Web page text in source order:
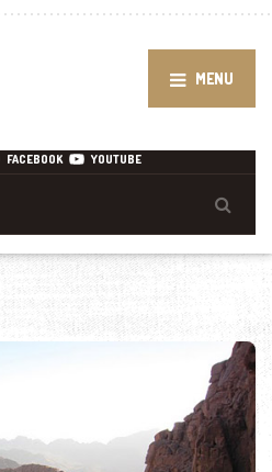
MENU
FACEBOOK YOUTUBE